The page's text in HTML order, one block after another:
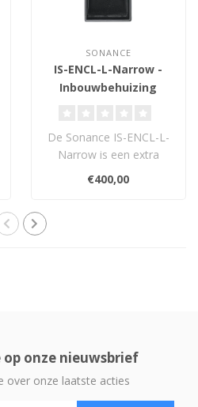
SONANCE
IS-ENCL-L-Narrow -
Inbouwbehuizing
De Sonance IS-ENCL-L-
Narrow is een extra
diepe, smalle
inbouwbehuizing voor de
€400,00
onze nieuwsbrief
over onze laatste acties